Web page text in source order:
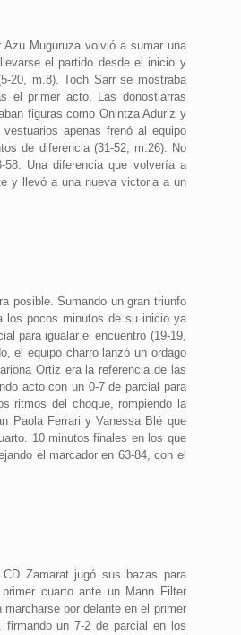
Muguruza volvió a sumar una
el partido desde el inicio y
20, m.8). Toch Sarr se mostraba
el primer acto. Las donostiarras
figuras como Onintza Aduriz y
apenas frenó al equipo
de diferencia (31-52, m.26). No
Una diferencia que volvería a
y llevó a una nueva victoria a un
posible. Sumando un gran triunfo
los pocos minutos de su inicio ya
para igualar el encuentro (19-19,
el equipo charro lanzó un ordago
Ortiz era la referencia de las
acto con un 0-7 de parcial para
ritmos del choque, rompiendo la
Paola Ferrari y Vanessa Blé que
10 minutos finales en los que
el marcador en 63-84, con el
Zamarat jugó sus bazas para
cuarto ante un Mann Filter
por delante en el primer
firmando un 7-2 de parcial en los